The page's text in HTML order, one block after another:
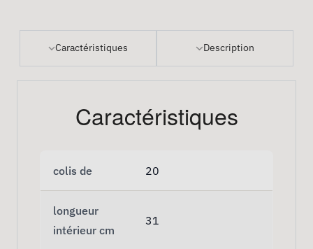
Caractéristiques Description
Caractéristiques
colis de 20
longueur
intérieur cm
31